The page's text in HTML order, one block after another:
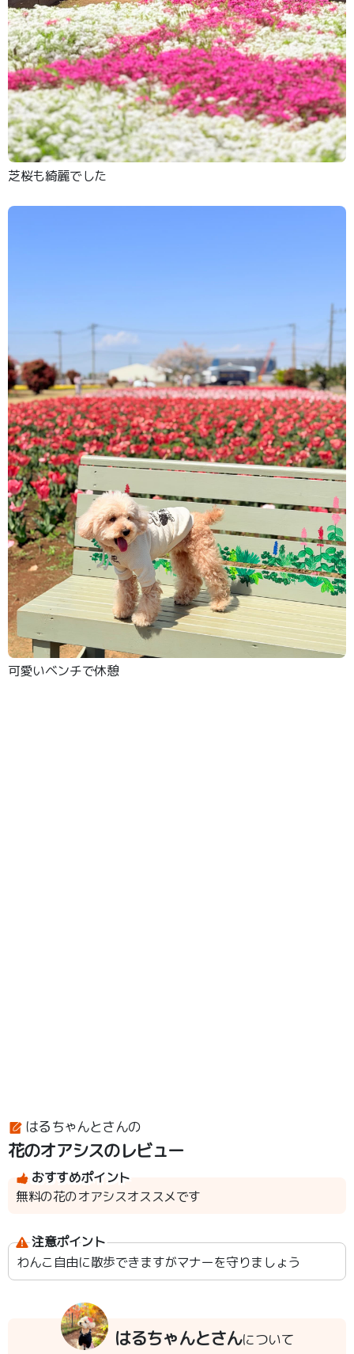
芝桜も綺麗でした
可愛いベンチで休憩
はるちゃんとさんの
花のオアシスのレビュー
おすすめポイント
無料の花のオアシスオススメです
注意ポイント
わんこ自由に散歩できますがマナーを守りましょう
はるちゃんとさんについて